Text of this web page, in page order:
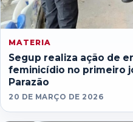
MATERIA
Segup realiza ação de
feminicídio no primeiro
Parazão
20 DE MARÇO DE 2026